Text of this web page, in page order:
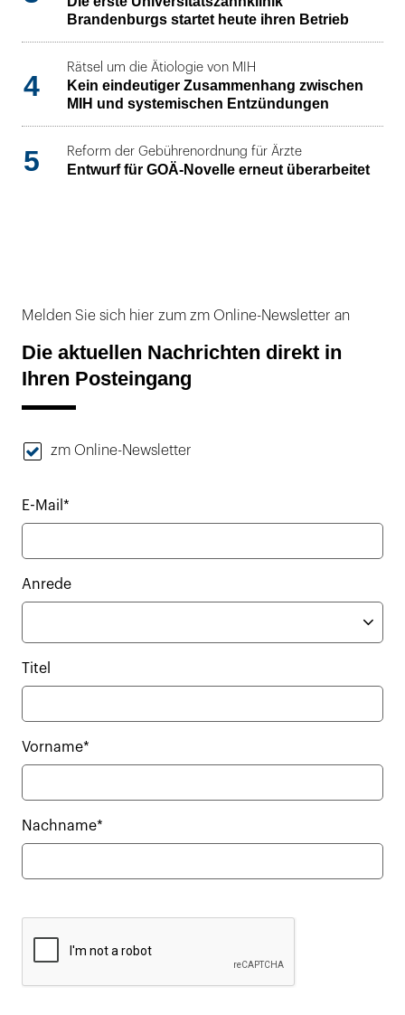
Brandenburgs startet heute ihren Betrieb
4
Rätsel um die Ätiologie von MIH
Kein eindeutiger Zusammenhang zwischen
MIH und systemischen Entzündungen
5 Reform der Gebührenordnung für Ärzte
Entwurf für GOÄ-Novelle erneut überarbeitet
Melden Sie sich hier zum zm Online-Newsletter an
Die aktuellen Nachrichten direkt in
Ihren Posteingang
zm Online-Newsletter
E-Mail*
Anrede
Titel
Vorname*
Nachname*